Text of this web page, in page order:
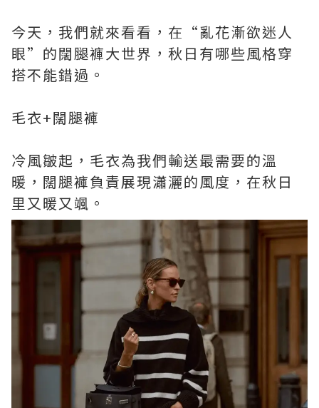
今天，我們就來看看，在“亂花漸欲迷人
眼”的闊腿褲大世界，秋日有哪些風格穿
搭不能錯過。
毛衣+闊腿褲
冷風皺起，毛衣為我們輸送最需要的溫
暖，闊腿褲負責展現瀟灑的風度，在秋日
里又暖又颯。